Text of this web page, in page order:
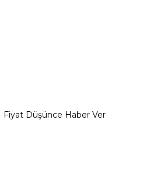
Fiyat Düşünce Haber Ver